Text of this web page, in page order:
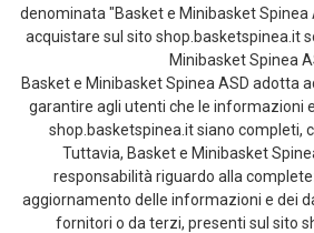
denominata "Basket e Minibasket Spinea
acquistare sul sito shop.basketspinea.it
Minibasket Spinea
Basket e Minibasket Spinea ASD adotta
garantire agli utenti che le informazioni
shop.basketspinea.it siano completi,
Tuttavia, Basket e Minibasket
responsabilità riguardo alla
aggiornamento delle informazioni e dei
fornitori o da terzi, presenti sul sito